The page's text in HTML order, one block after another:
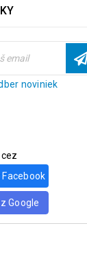
noviniek
Google